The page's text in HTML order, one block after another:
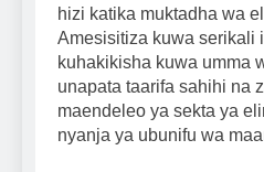
hizi katika muktadha wa
Amesisitiza kuwa serikali
kuhakikisha kuwa umma
unapata taarifa sahihi na
maendeleo ya sekta ya
nyanja ya ubunifu wa